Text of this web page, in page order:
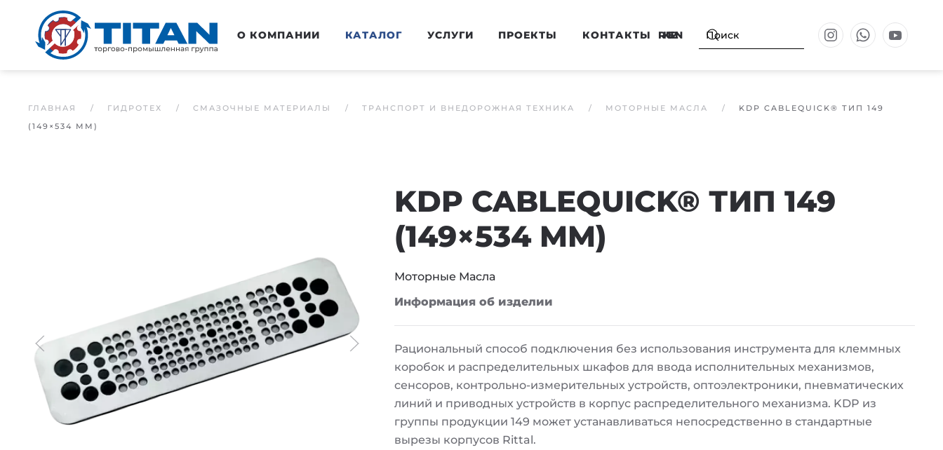
Перейти к основному содержанию О КОМПАНИИ КАТАЛОГ УСЛУГИ ПРОЕКТЫ КОНТАКТЫ RU
KZ
EN
ГЛАВНАЯ ГИДРОТЕХ СМАЗОЧНЫЕ МАТЕРИАЛЫ ТРАНСПОРТ И ВНЕДОРОЖНАЯ ТЕХНИКА МОТОРНЫЕ МАСЛА
KDP CABLEQUICK® ТИП 149
(149×534 MM)
KDP CABLEQUICK® ТИП 149
(149×534 MM)
Моторные Масла
Информация об изделии
Рациональный способ подключения без использования инструмента для клеммных
коробок и распределительных шкафов для ввода исполнительных механизмов,
сенсоров, контрольно-измерительных устройств, оптоэлектроники, пневматических
линий и приводных устройств в корпус распределительного механизма. KDP из
группы продукции 149 может устанавливаться непосредственно в стандартные
вырезы корпусов Rittal.